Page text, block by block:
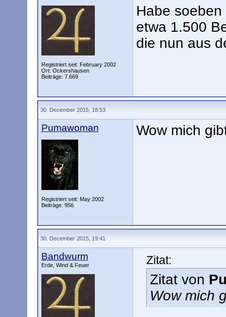
Registriert seit: February 2002
Ort: Ockershausen
Beiträge: 7.669
Habe
etwa 1.500
die nun aus
30. December 2015, 18:53
Pumawoman
Registriert seit: May 2002
Beiträge: 956
Wow mich
30. December 2015, 19:41
Bandwurm
Erde, Wind & Feuer Zitat:
Zitat von
Wow mich